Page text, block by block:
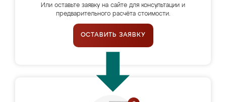
Или оставьте заявку на сайте для консультации и
предварительного расчёта стоимости.
ОСТАВИТЬ ЗАЯВКУ